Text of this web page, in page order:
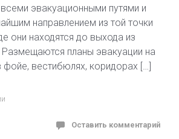
эвакуационными путями и
направлением из той точки
они находятся до выхода из
Размещаются планы эвакуации на
фойе, вестибюлях, коридорах […]
Оставить комментарий